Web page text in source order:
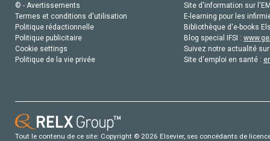
© - Avertissements
Termes et conditions d'utilisation
Politique rédactionnelle
Politique publicitaire
Cookie settings
Politique de la vie privée
Site d'information sur
E-learning pour les
Bibliothèque d'e-books
Blog special IFSI :
Suivez notre actualité
Site d'emploi en santé :
Tout le contenu de ce site: Copyright © 2026 Elsevier, ses concédants de